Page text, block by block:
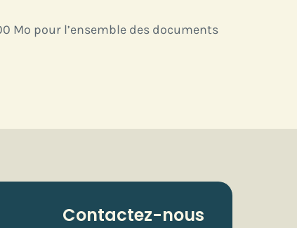
Mo pour l’ensemble des documents
Contactez-nous